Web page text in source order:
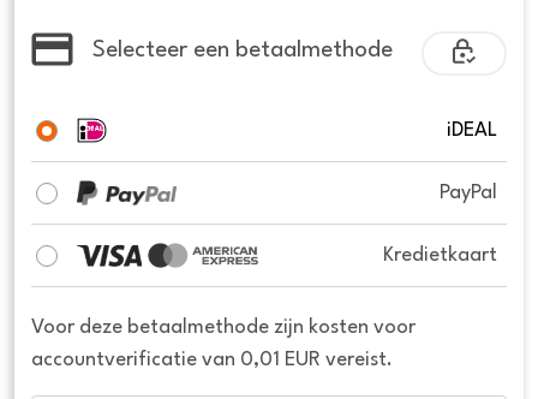
Selecteer een betaalmethode
iDEAL
PayPal
Kredietkaart
Voor deze betaalmethode zijn kosten voor
accountverificatie van 0,01 EUR vereist.